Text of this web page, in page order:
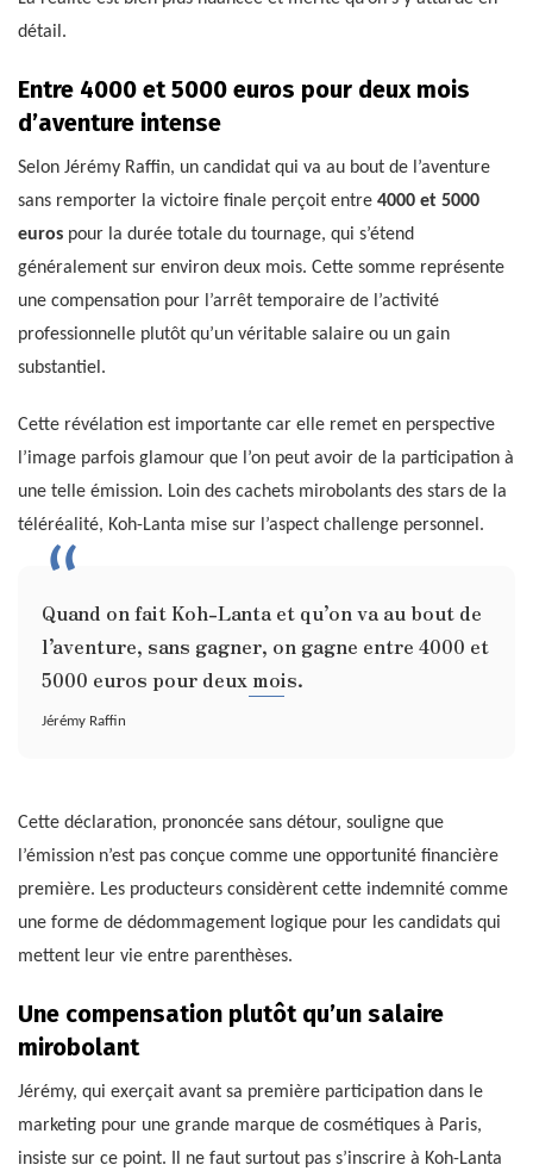
détail.
Entre 4000 et 5000 euros pour deux mois
d’aventure intense
Selon Jérémy Raffin, un candidat qui va au bout de l’aventure
sans remporter la victoire finale perçoit entre 4000 et 5000
euros pour la durée totale du tournage, qui s’étend
généralement sur environ deux mois. Cette somme représente
une compensation pour l’arrêt temporaire de l’activité
professionnelle plutôt qu’un véritable salaire ou un gain
substantiel.
Cette révélation est importante car elle remet en perspective
l’image parfois glamour que l’on peut avoir de la participation à
une telle émission. Loin des cachets mirobolants des stars de la
téléréalité, Koh-Lanta mise sur l’aspect challenge personnel.
Quand on fait Koh-Lanta et qu’on va au bout de
l’aventure, sans gagner, on gagne entre 4000 et
5000 euros pour deux mois.
Jérémy Raffin
Cette déclaration, prononcée sans détour, souligne que
l’émission n’est pas conçue comme une opportunité financière
première. Les producteurs considèrent cette indemnité comme
une forme de dédommagement logique pour les candidats qui
mettent leur vie entre parenthèses.
Une compensation plutôt qu’un salaire
mirobolant
Jérémy, qui exerçait avant sa première participation dans le
marketing pour une grande marque de cosmétiques à Paris,
insiste sur ce point. Il ne faut surtout pas s’inscrire à Koh-Lanta